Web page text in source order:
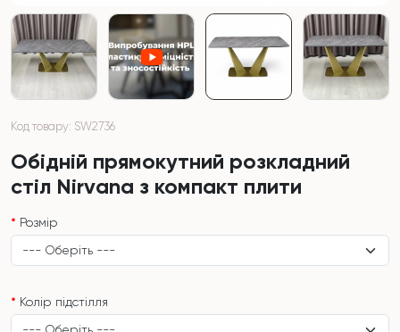
Код товару: SW2736
Обідній прямокутний розкладний
стіл Nirvana з компакт плити
Розмір
Колір підстілля